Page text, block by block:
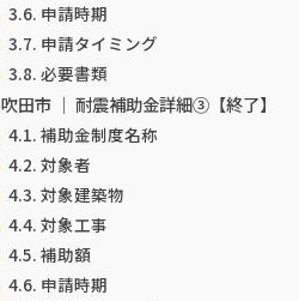
申請時期
申請タイミング
必要書類
吹田市 ｜ 耐震補助金詳細③【終了】
補助金制度名称
対象者
対象建築物
対象工事
補助額
申請時期